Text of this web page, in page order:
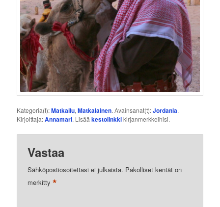
Kategoria(t):Matkailu,Matkalainen. Avainsanat(t):Jordania.
Kirjoittaja:Annamari. Lisääkestolinkkikirjanmerkkeihisi.
Vastaa
Sähköpostiosoitettasi ei julkaista. Pakolliset kentät on
merkitty*